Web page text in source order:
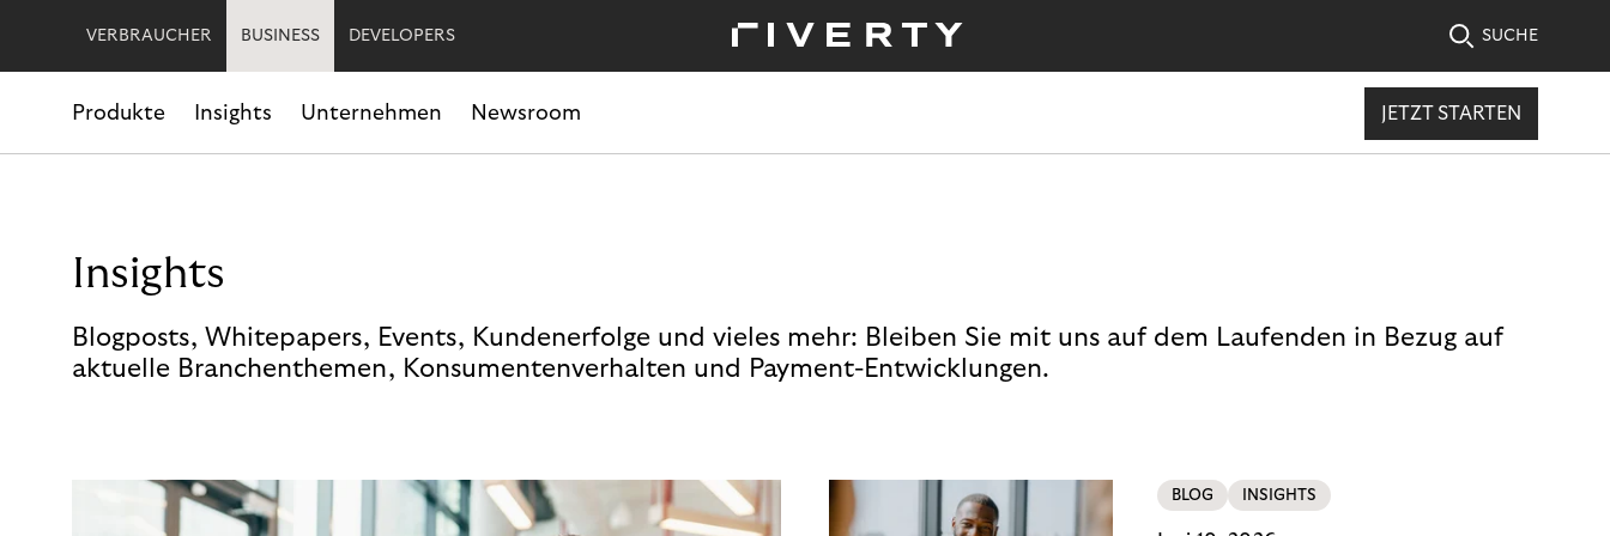
VERBRAUCHER BUSINESS DEVELOPERS SUCHE
Produkte Insights Unternehmen Newsroom JETZT STARTEN
Insights
Blogposts, Whitepapers, Events, Kundenerfolge und vieles mehr: Bleiben Sie mit uns auf dem Laufenden in Bezug auf
aktuelle Branchenthemen, Konsumentenverhalten und Payment-Entwicklungen.
BLOG INSIGHTS